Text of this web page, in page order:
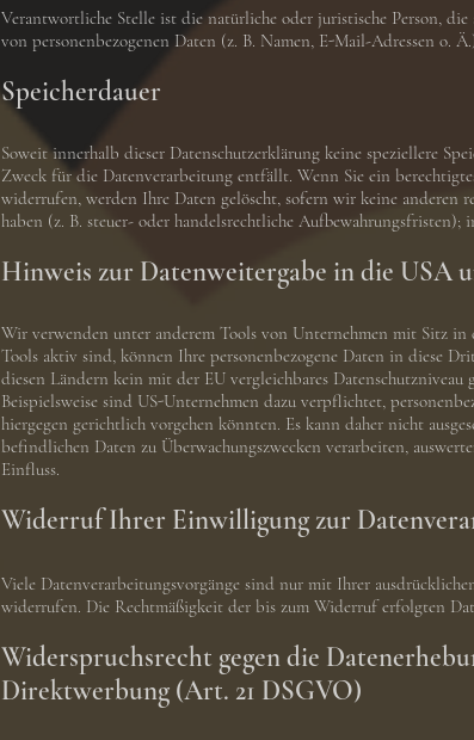
Verantwortliche Stelle ist die natürliche oder juristische Person,
von personenbezogenen Daten (z. B. Namen, E-Mail-Adressen o.
Speicherdauer
Soweit innerhalb dieser Datenschutzerklärung keine speziellere
Zweck für die Datenverarbeitung entfällt. Wenn Sie ein
widerrufen, werden Ihre Daten gelöscht, sofern wir keine anderen
haben (z. B. steuer- oder handelsrechtliche
Hinweis zur Datenweitergabe in die USA
Wir verwenden unter anderem Tools von Unternehmen mit Sitz
Tools aktiv sind, können Ihre personenbezogene Daten in diese
diesen Ländern kein mit der EU vergleichbares Datenschutzniveau
Beispielsweise sind US-Unternehmen dazu verpflichtet,
hiergegen gerichtlich vorgehen könnten. Es kann daher nicht
befindlichen Daten zu Überwachungszwecken verarbeiten,
Einfluss.
Widerruf Ihrer Einwilligung zur
Viele Datenverarbeitungsvorgänge sind nur mit Ihrer
widerrufen. Die Rechtmäßigkeit der bis zum Widerruf erfolgten
Widerspruchsrecht gegen die
Direktwerbung (Art. 21 DSGVO)